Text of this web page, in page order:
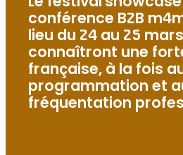
Le festival
conférence B2B
lieu du 24 au 25
connaîtront une
française, à la fois
programmation et
fréquentation